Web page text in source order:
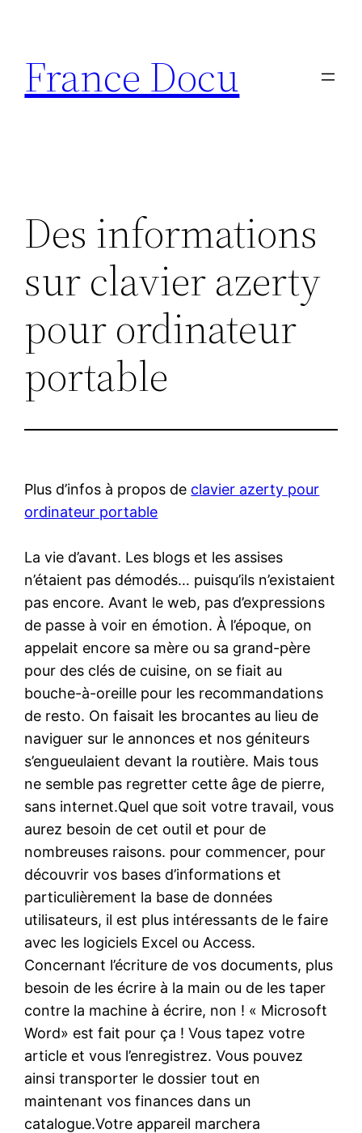
contenu
France Docu
Des informations
sur clavier azerty
pour ordinateur
portable
Plus d’infos à propos de clavier azerty pour
ordinateur portable
La vie d’avant. Les blogs et les assises
n’étaient pas démodés… puisqu’ils n’existaient
pas encore. Avant le web, pas d’expressions
de passe à voir en émotion. À l’époque, on
appelait encore sa mère ou sa grand-père
pour des clés de cuisine, on se fiait au
bouche-à-oreille pour les recommandations
de resto. On faisait les brocantes au lieu de
naviguer sur le annonces et nos géniteurs
s’engueulaient devant la routière. Mais tous
ne semble pas regretter cette âge de pierre,
sans internet.Quel que soit votre travail, vous
aurez besoin de cet outil et pour de
nombreuses raisons. pour commencer, pour
découvrir vos bases d’informations et
particulièrement la base de données
utilisateurs, il est plus intéressants de le faire
avec les logiciels Excel ou Access.
Concernant l’écriture de vos documents, plus
besoin de les écrire à la main ou de les taper
contre la machine à écrire, non ! « Microsoft
Word» est fait pour ça ! Vous tapez votre
article et vous l’enregistrez. Vous pouvez
ainsi transporter le dossier tout en
maintenant vos finances dans un
catalogue.Votre appareil marchera